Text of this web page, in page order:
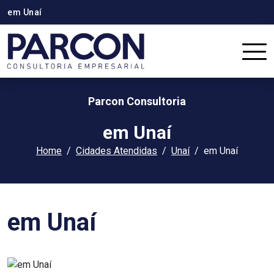
em Unaí
Parcon Consultoria
em Unaí
Home Cidades Atendidas Unaí em Unaí
em Unaí